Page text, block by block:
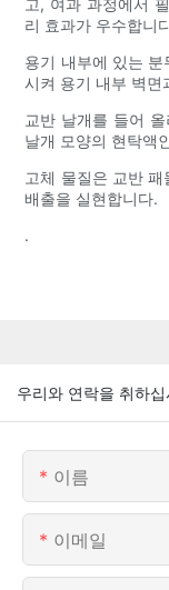
고, 여과 과정에서
리 효과가 우수합니
용기 내부에 있는
시켜 용기 내부 벽면
교반 날개를 들어
날개 모양의 현탁액
고체 물질은 교반
배출을 실현합니다.
.
우리와 연락을 취하십
이름
이메일